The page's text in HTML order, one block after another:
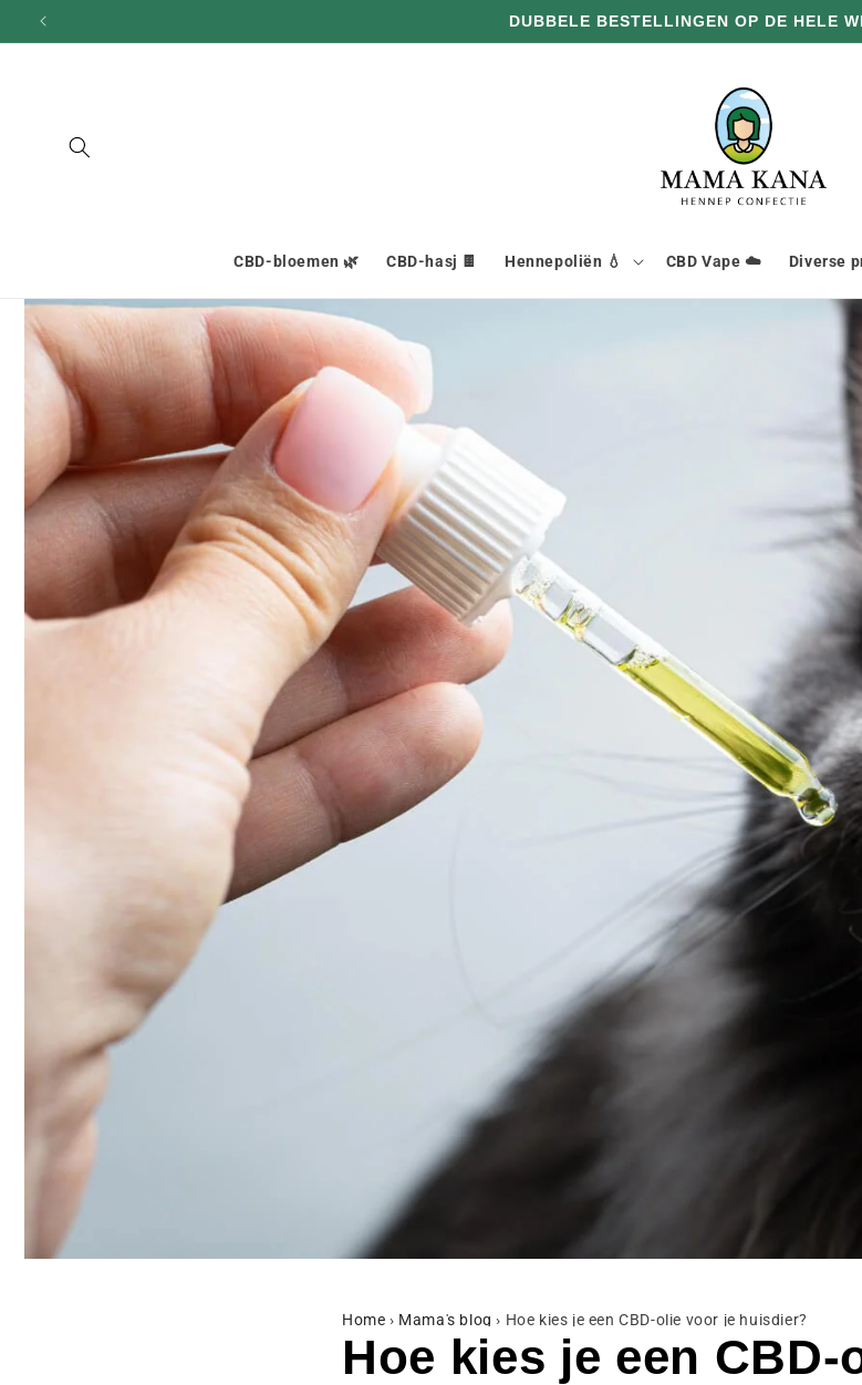
doorgaan
naar
DUBBELE BESTELLINGEN OP DE HELE
CBD-bloemen 🌿 CBD-hasj 🍫 Hennepoliën 💧 CBD Vape ☁️ Diverse
Home › Mama's blog › Hoe kies je een CBD-olie voor je huisdier?
Hoe kies je een